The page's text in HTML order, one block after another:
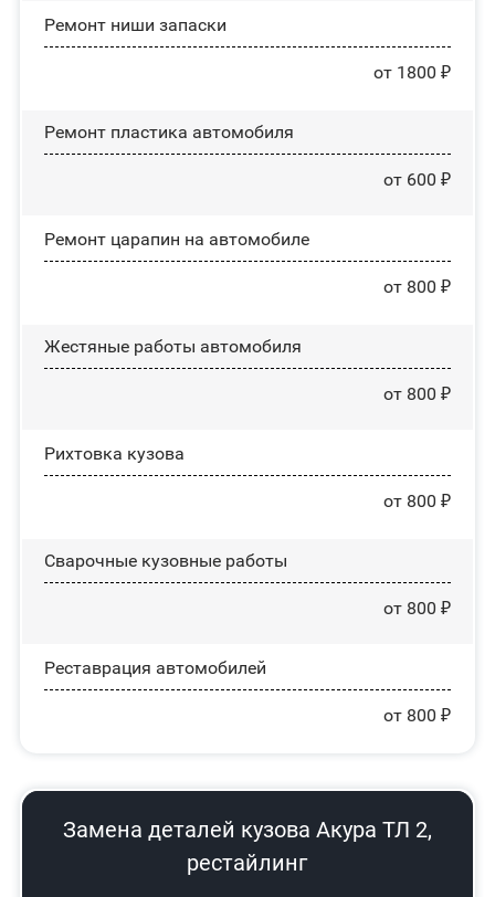
Ремонт ниши запаски
от 1800 ₽
Ремонт пластика автомобиля
от 600 ₽
Ремонт царапин на автомобиле
от 800 ₽
Жестяные работы автомобиля
от 800 ₽
Рихтовка кузова
от 800 ₽
Сварочные кузовные работы
от 800 ₽
Реставрация автомобилей
от 800 ₽
Замена деталей кузова Акура ТЛ 2,
рестайлинг